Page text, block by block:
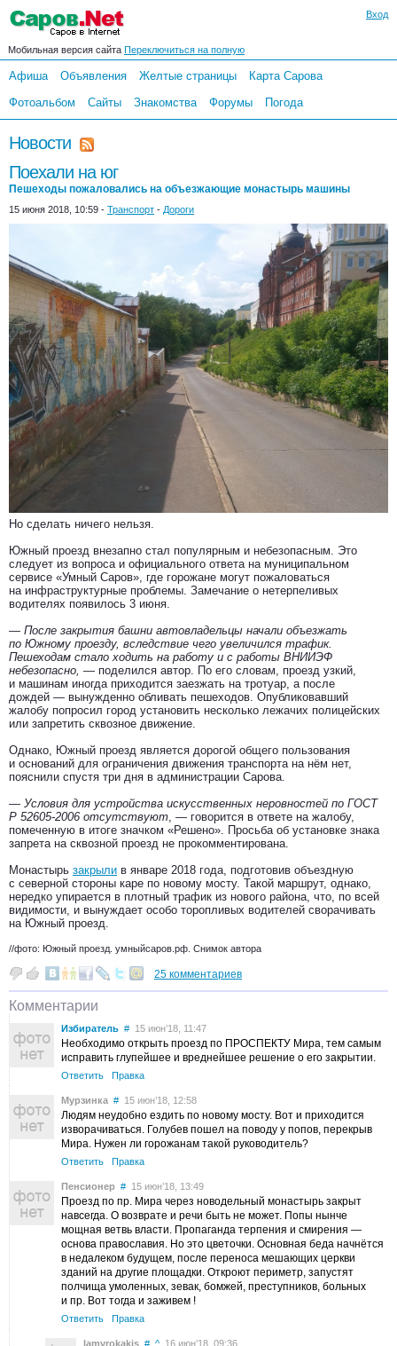
Вход
Мобильная версия сайта Переключиться на полную
Афиша Объявления Желтые страницы
Карта Сарова
Фотоальбом
Сайты Знакомства Форумы Погода
Новости
Поехали на юг
Пешеходы пожаловались на объезжающие монастырь машины
15 июня 2018, 10:59 - Транспорт - Дороги
Но сделать ничего нельзя.
Южный проезд внезапно стал популярным и небезопасным. Это
следует из вопроса и официального ответа на муниципальном
сервисе «Умный Саров», где горожане могут пожаловаться
на инфраструктурные проблемы. Замечание о нетерпеливых
водителях появилось 3 июня.
— После закрытия башни автовладельцы начали объезжать
по Южному проезду, вследствие чего увеличился трафик.
Пешеходам стало ходить на работу и с работы ВНИИЭФ
небезопасно, — поделился автор. По его словам, проезд узкий,
и машинам иногда приходится заезжать на тротуар, а после
дождей — вынужденно обливать пешеходов. Опубликовавший
жалобу попросил город установить несколько лежачих полицейских
или запретить сквозное движение.
Однако, Южный проезд является дорогой общего пользования
и оснований для ограничения движения транспорта на нём нет,
пояснили спустя три дня в администрации Сарова.
— Условия для устройства искусственных неровностей по ГОСТ
Р 52605-2006 отсутствуют , — говорится в ответе на жалобу,
помеченную в итоге значком «Решено». Просьба об установке знака
запрета на сквозной проезд не прокомментирована.
Монастырь закрыли в январе 2018 года, подготовив объездную
с северной стороны каре по новому мосту. Такой маршрут, однако,
нередко упирается в плотный трафик из нового района, что, по всей
видимости, и вынуждает особо торопливых водителей сворачивать
на Южный проезд.
//фото: Южный проезд. умныйсаров.рф. Снимок автора
25 комментариев
Комментарии
Избиратель # 15 июн’18, 11:47
Необходимо открыть проезд по ПРОСПЕКТУ Мира, тем самым
исправить глупейшее и вреднейшее решение о его закрытии.
Ответить Правка
Мурзинка # 15 июн’18, 12:58
Людям неудобно ездить по новому мосту. Вот и приходится
изворачиваться. Голубев пошел на поводу у попов, перекрыв
Мира. Нужен ли горожанам такой руководитель?
Ответить Правка
Пенсионер # 15 июн’18, 13:49
Проезд по пр. Мира через новодельный монастырь закрыт
навсегда. О возврате и речи быть не может. Попы нынче
мощная ветвь власти. Пропаганда терпения и смирения —
основа православия. Но это цветочки. Основная беда начнётся
в недалеком будущем, после переноса мешающих церкви
зданий на другие площадки. Откроют периметр, запустят
полчища умоленных, зевак, бомжей, преступников, больных
и пр. Вот тогда и заживем !
Ответить Правка
lamvrokakis # ^ 16 июн’18, 09:36